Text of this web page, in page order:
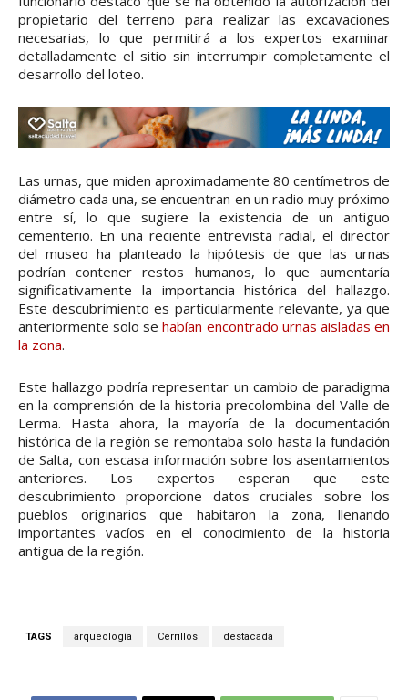
propietario del terreno para realizar las excavaciones
necesarias, lo que permitirá a los expertos examinar
detalladamente el sitio sin interrumpir completamente el
desarrollo del loteo.
Las urnas, que miden aproximadamente 80 centímetros de
diámetro cada una, se encuentran en un radio muy próximo
entre sí, lo que sugiere la existencia de un antiguo
cementerio. En una reciente entrevista radial, el director
del museo ha planteado la hipótesis de que las urnas
podrían contener restos humanos, lo que aumentaría
significativamente la importancia histórica del hallazgo.
Este descubrimiento es particularmente relevante, ya que
anteriormente solo sehabían encontrado urnas aisladas en
la zona.
Este hallazgo podría representar un cambio de paradigma
en la comprensión de la historia precolombina del Valle de
Lerma. Hasta ahora, la mayoría de la documentación
histórica de la región se remontaba solo hasta la fundación
de Salta, con escasa información sobre los asentamientos
anteriores. Los expertos esperan que este
descubrimiento proporcione datos cruciales sobre los
pueblos originarios que habitaron la zona, llenando
importantes vacíos en el conocimiento de la historia
antigua de la región.
TAGS arqueología Cerrillos destacada